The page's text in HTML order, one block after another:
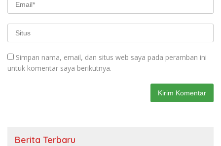
Simpan nama, email, dan situs web saya pada peramban ini
untuk komentar saya berikutnya.
Berita Terbaru